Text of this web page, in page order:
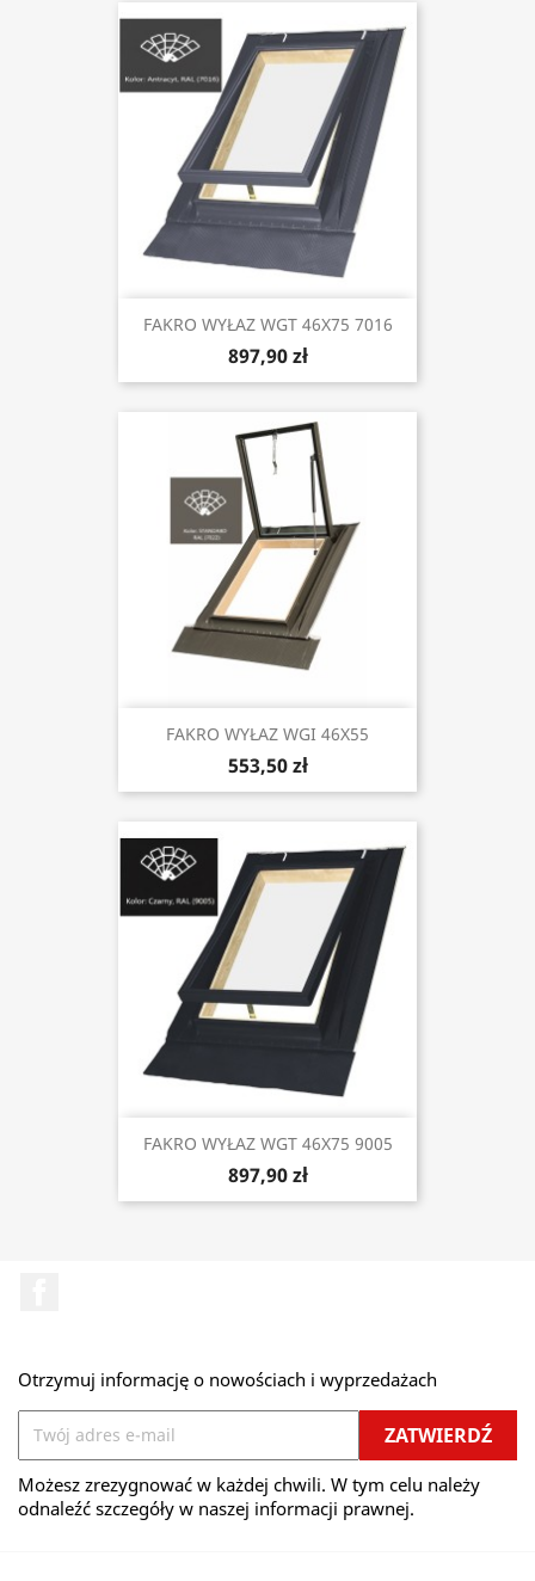
FAKRO WYŁAZ WGT 46X75 7016
897,90 zł
FAKRO WYŁAZ WGI 46X55
553,50 zł
FAKRO WYŁAZ WGT 46X75 9005
897,90 zł
Otrzymuj informację o nowościach i wyprzedażach
Możesz zrezygnować w każdej chwili. W tym celu należy
odnaleźć szczegóły w naszej informacji prawnej.